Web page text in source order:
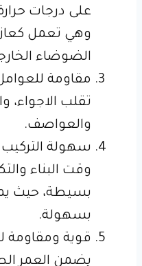
على درجات
وهي تعمل
الضوضاء
مقاومة
تقلب الاجواء،
والعواصف.
سهولة
وقت البناء
بسيطة، حيث
بسهولة.
قوية ومقاومة
يضمن العمر